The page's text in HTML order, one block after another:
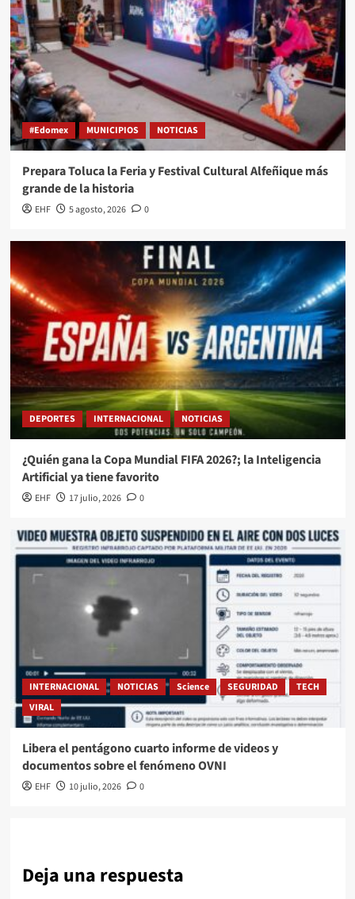
#Edomex MUNICIPIOS NOTICIAS
Prepara Toluca la Feria y Festival Cultural Alfeñique más
grande de la historia
EHF 5 agosto, 2026 0
DEPORTES INTERNACIONAL NOTICIAS
¿Quién gana la Copa Mundial FIFA 2026?; la Inteligencia
Artificial ya tiene favorito
EHF 17 julio, 2026 0
INTERNACIONAL NOTICIAS Science SEGURIDAD
TECH
VIRAL
Libera el pentágono cuarto informe de videos y
documentos sobre el fenómeno OVNI
EHF 10 julio, 2026 0
Deja una respuesta